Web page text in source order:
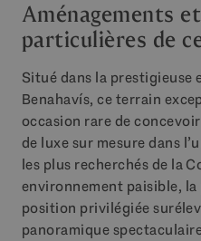
Aménagements
particulières de
Situé dans la prestigieuse
Benahavís, ce terrain
occasion rare de
de luxe sur mesure dans
les plus recherchés de la
environnement paisible,
position privilégiée
panoramique